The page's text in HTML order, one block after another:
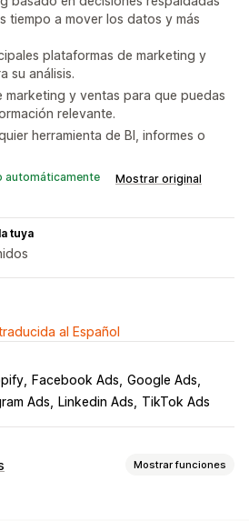
tiempo a mover los datos y más
plataformas de marketing y
su análisis.
marketing y ventas para que puedas
relevante.
herramienta de BI, informes o
automáticamente Mostrar original
tuya
al Español
Facebook Ads Google Ads
Ads Linkedin Ads TikTok Ads
Mostrar funciones